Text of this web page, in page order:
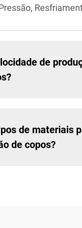
de
de materiais
de copos?